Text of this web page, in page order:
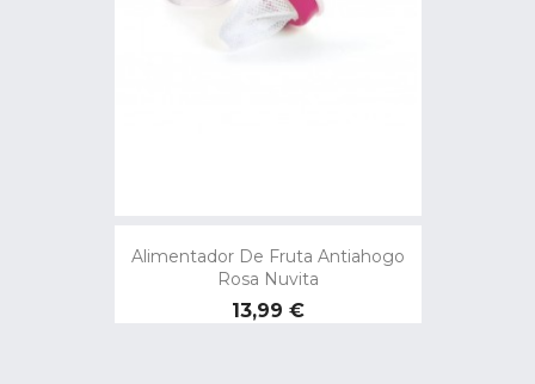
Alimentador De Fruta Antiahogo
Rosa Nuvita
Precio
13,99 €